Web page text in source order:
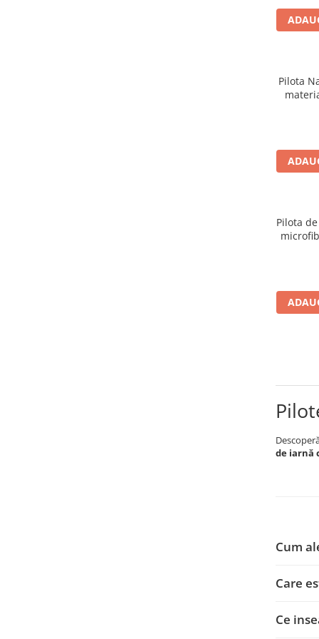
Pilota
Pilota
de iarnă
Cum
Care
Ce